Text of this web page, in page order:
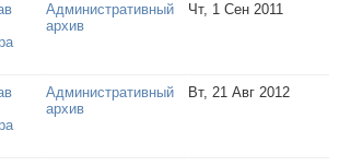
Административный
архив
Чт, 1 Сен 2011
Административный
архив
Вт, 21 Авг 2012